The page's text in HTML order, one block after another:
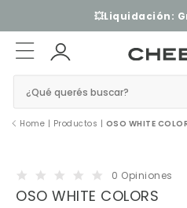
💥Liquidación:
¿Qué querés buscar?
Home | Productos | OSO WHITE
0 Opiniones
OSO WHITE COLORS